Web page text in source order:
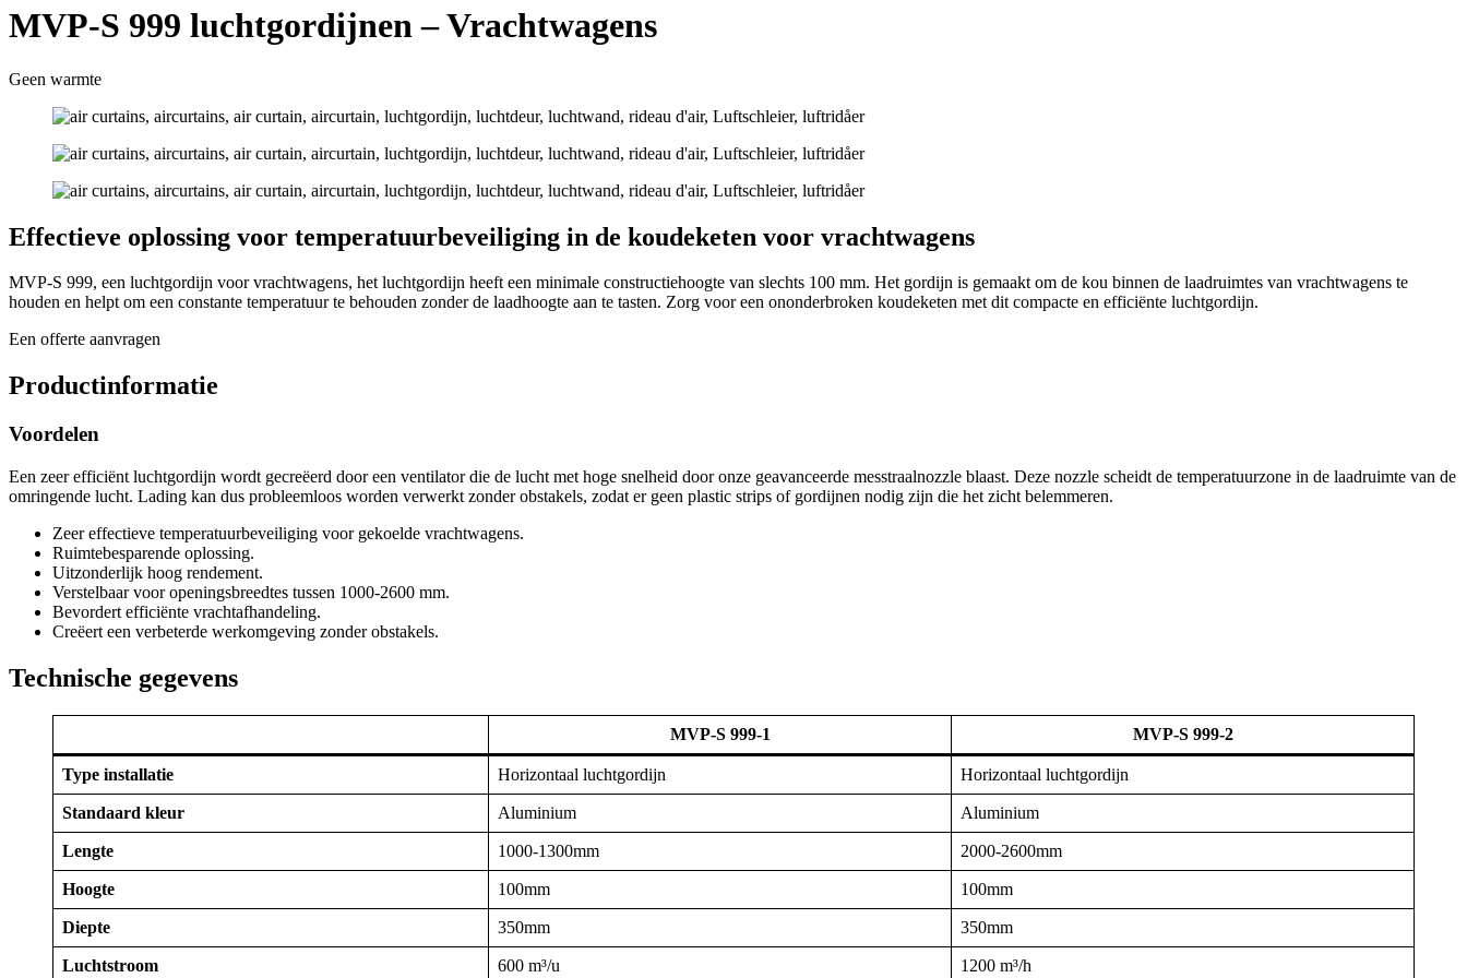
MVP-S 999 luchtgordijnen – Vrachtwagens
Geen warmte
Effectieve oplossing voor temperatuurbeveiliging in de koudeketen voor vrachtwagens
MVP-S 999, een luchtgordijn voor vrachtwagens, het luchtgordijn heeft een minimale constructiehoogte van slechts 100 mm. Het gordijn is gemaakt om de kou binnen de laadruimtes van vrachtwagens te
houden en helpt om een constante temperatuur te behouden zonder de laadhoogte aan te tasten. Zorg voor een ononderbroken koudeketen met dit compacte en efficiënte luchtgordijn.
Een offerte aanvragen
Productinformatie
Voordelen
Een zeer efficiënt luchtgordijn wordt gecreëerd door een ventilator die de lucht met hoge snelheid door onze geavanceerde messtraalnozzle blaast. Deze nozzle scheidt de temperatuurzone in de laadruimte van de
omringende lucht. Lading kan dus probleemloos worden verwerkt zonder obstakels, zodat er geen plastic strips of gordijnen nodig zijn die het zicht belemmeren.
Zeer effectieve temperatuurbeveiliging voor gekoelde vrachtwagens.
Ruimtebesparende oplossing.
Uitzonderlijk hoog rendement.
Verstelbaar voor openingsbreedtes tussen 1000-2600 mm.
Bevordert efficiënte vrachtafhandeling.
Creëert een verbeterde werkomgeving zonder obstakels.
Technische gegevens
MVP-S 999-1 MVP-S 999-2
Type installatie Horizontaal luchtgordijn Horizontaal luchtgordijn
Standaard kleur Aluminium Aluminium
Lengte 1000-1300mm 2000-2600mm
Hoogte 100mm 100mm
Diepte 350mm 350mm
Luchtstroom 600 m³/u 1200 m³/h